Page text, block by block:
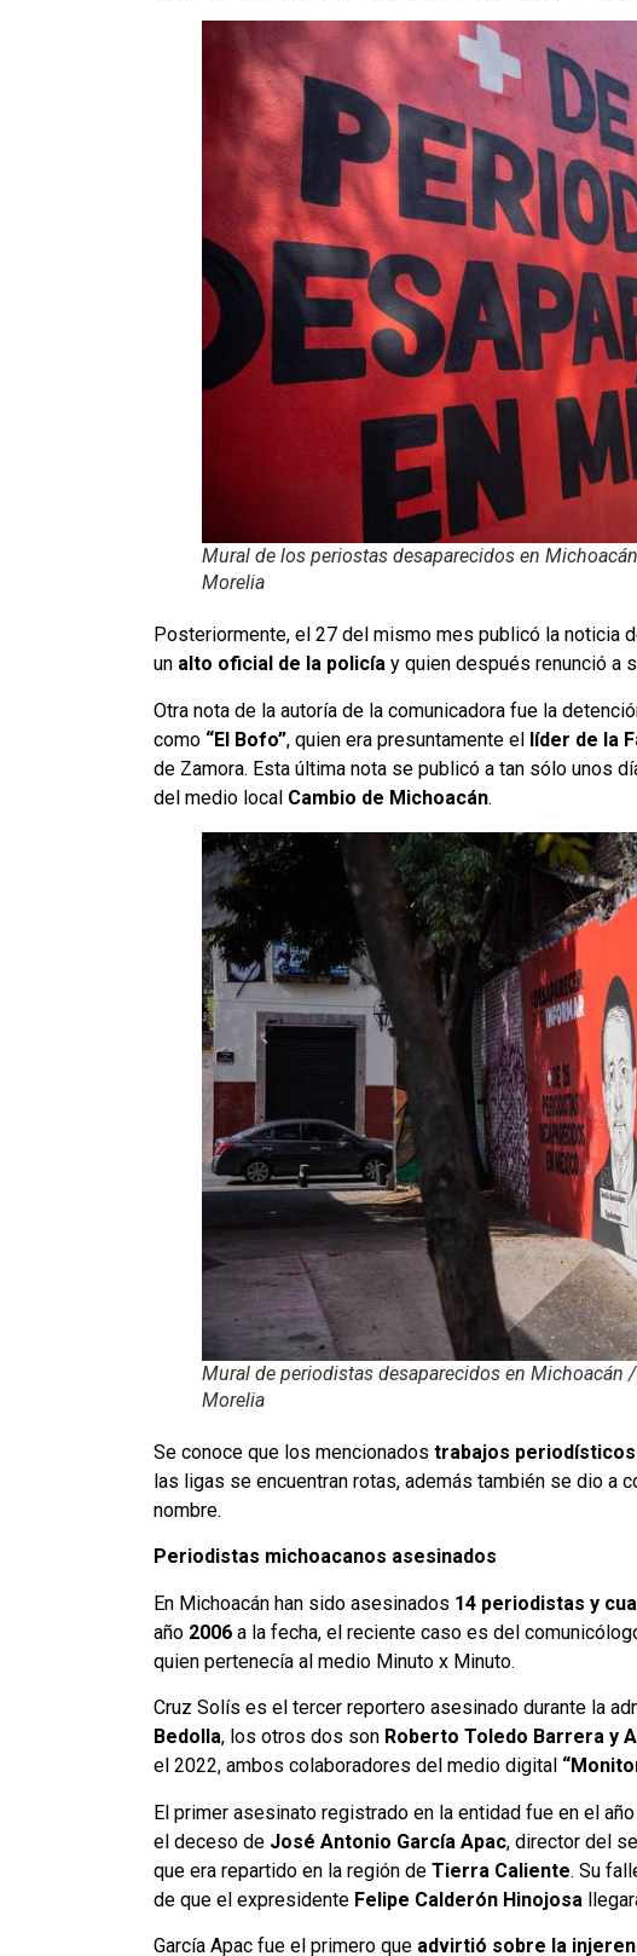
Mural de los periostas desaparecidos en
Morelia
Posteriormente, el 27 del mismo mes publicó la noticia
un alto oficial de la policía y quien después renunció a
Otra nota de la autoría de la comunicadora fue la
como “El Bofo”, quien era presuntamente el líder de la
de Zamora. Esta última nota se publicó a tan sólo unos
del medio local Cambio de Michoacán.
Mural de periodistas desaparecidos en Michoacán
Morelia
Se conoce que los mencionados trabajos
las ligas se encuentran rotas, además también se dio a
nombre.
Periodistas michoacanos asesinados
En Michoacán han sido asesinados 14 periodistas y
año 2006 a la fecha, el reciente caso es del
quien pertenecía al medio Minuto x Minuto.
Cruz Solís es el tercer reportero asesinado durante la
Bedolla, los otros dos son Roberto Toledo Barrera y
el 2022, ambos colaboradores del medio digital
El primer asesinato registrado en la entidad fue en el año
el deceso de José Antonio García Apac, director del
que era repartido en la región de Tierra Caliente. Su
de que el expresidente Felipe Calderón Hinojosa
García Apac fue el primero que advirtió sobre la